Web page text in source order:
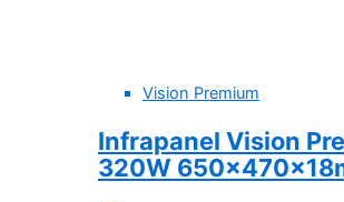
Vision Premium
Infrapanel Vision
320W